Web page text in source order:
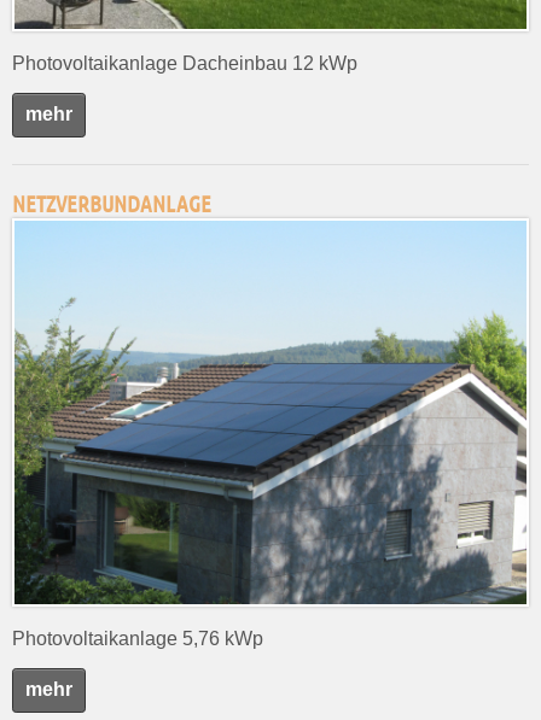
Photovoltaikanlage Dacheinbau 12 kWp
mehr
NETZVERBUNDANLAGE
Photovoltaikanlage 5,76 kWp
mehr